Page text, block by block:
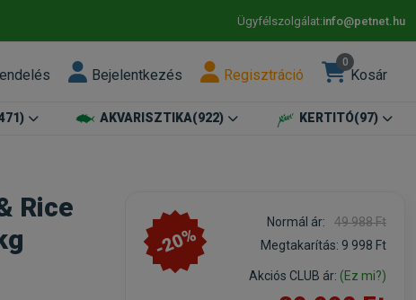
Ügyfélszolgálat:info@petnet.hu
Bejelentkezés Regisztráció
0
Kosár
AKVARISZTIKA(922) KERTITÓ(97)
Rice
-20%
Normál ár:
49 988 Ft
Megtakarítás: 9 998 Ft
Akciós CLUB ár: (Ez mi?)